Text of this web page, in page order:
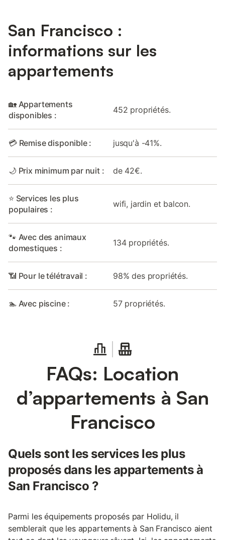
San Francisco :
informations sur les
appartements
🏡 Appartements
disponibles :
452 propriétés.
💳 Remise disponible : jusqu'à -41%.
🌙 Prix minimum par nuit : de 42€.
⭐ Services les plus
populaires :
wifi, jardin et balcon.
🐾 Avec des animaux
domestiques :
134 propriétés.
📶 Pour le télétravail : 98% des propriétés.
🏊 Avec piscine : 57 propriétés.
FAQs: Location
d’appartements à San
Francisco
Quels sont les services les plus
proposés dans les appartements à
San Francisco ?
Parmi les équipements proposés par Holidu, il
semblerait que les appartements à San Francisco aient